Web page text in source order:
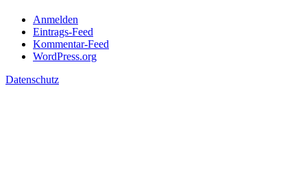
Anmelden
Eintrags-Feed
Kommentar-Feed
WordPress.org
Datenschutz